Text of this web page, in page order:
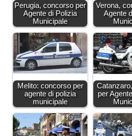
Perugia, concorso per
Agente di Polizia
Municipale
Verona,
Agente
Melito: concorso per
agente di polizia
municipale
per